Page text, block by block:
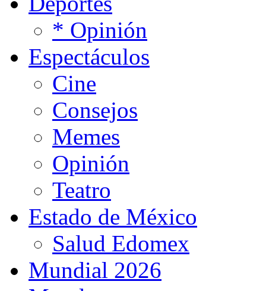
* Opinión
Espectáculos
Cine
Consejos
Memes
Opinión
Teatro
Estado de México
Salud Edomex
Mundial 2026